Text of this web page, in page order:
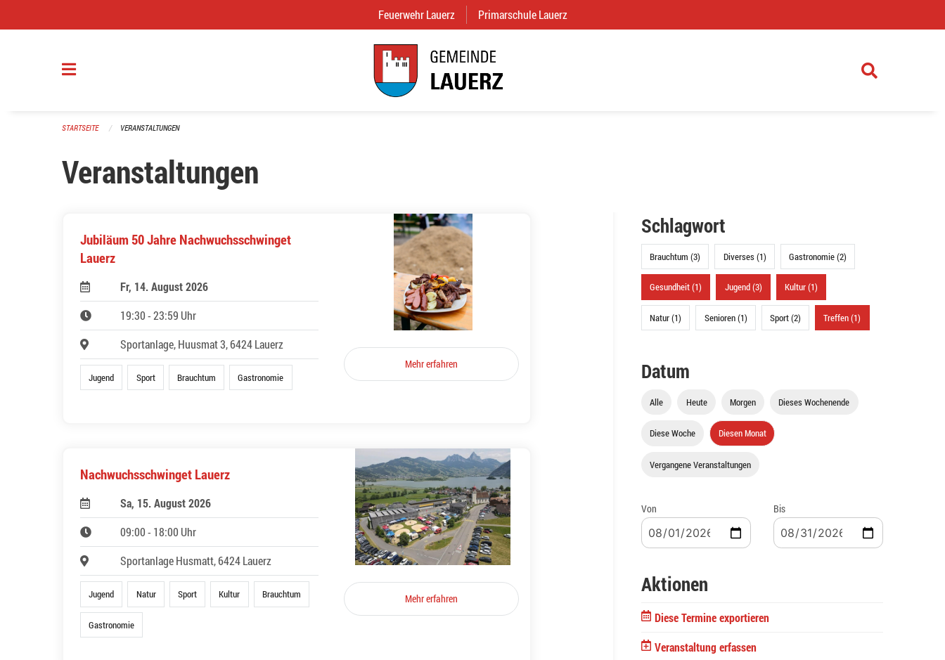
Feuerwehr Lauerz (External Link)
Primarschule Lauerz
STARTSEITE VERANSTALTUNGEN
Veranstaltungen
Jubiläum 50 Jahre Nachwuchsschwinget
Lauerz
Fr, 14. August 2026
19:30 - 23:59 Uhr
Sportanlage, Huusmat 3, 6424 Lauerz
Jugend Sport Brauchtum Gastronomie
Mehr erfahren
Nachwuchsschwinget Lauerz
Sa, 15. August 2026
09:00 - 18:00 Uhr
Sportanlage Husmatt, 6424 Lauerz
Jugend Natur Sport Kultur Brauchtum
Gastronomie
Mehr erfahren
Schlagwort
Brauchtum (3) Diverses (1) Gastronomie (2)
Gesundheit (1) Jugend (3) Kultur (1)
Natur (1) Senioren (1) Sport (2) Treffen (1)
Datum
Alle Heute Morgen Dieses Wochenende
Diese Woche Diesen Monat
Vergangene Veranstaltungen
Von Bis
Aktionen
Diese Termine exportieren
Veranstaltung erfassen